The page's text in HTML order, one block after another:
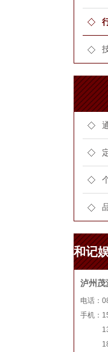
和记
泸州茂
电话：
手机：